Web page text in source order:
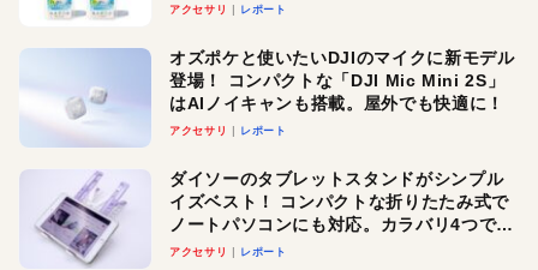
アクセサリ レポート
オズポケと使いたいDJIのマイクに新モデル
登場！ コンパクトな「DJI Mic Mini 2S」
はAIノイキャンも搭載。屋外でも快適に！
アクセサリ レポート
ダイソーのタブレットスタンドがシンプル
イズベスト！ コンパクトな折りたたみ式で
ノートパソコンにも対応。カラバリ4つで選
べる楽しさも
アクセサリ レポート